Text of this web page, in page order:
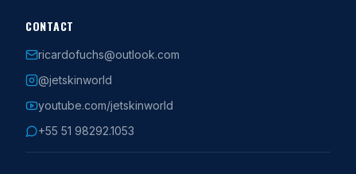
CONTACT
ricardofuchs@outlook.com
@jetskinworld
youtube.com/jetskinworld
+55 51 98292.1053